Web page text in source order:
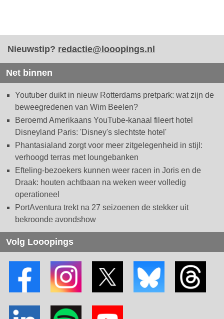
Nieuwstip? redactie@looopings.nl
Net binnen
Youtuber duikt in nieuw Rotterdams pretpark: wat zijn de
beweegredenen van Wim Beelen?
Beroemd Amerikaans YouTube-kanaal fileert hotel
Disneyland Paris: 'Disney's slechtste hotel'
Phantasialand zorgt voor meer zitgelegenheid in stijl:
verhoogd terras met loungebanken
Efteling-bezoekers kunnen weer racen in Joris en de
Draak: houten achtbaan na weken weer volledig
operationeel
PortAventura trekt na 27 seizoenen de stekker uit
bekroonde avondshow
Volg Looopings